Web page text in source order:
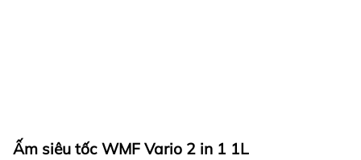
Ấm siêu tốc WMF Vario 2 in 1 1L